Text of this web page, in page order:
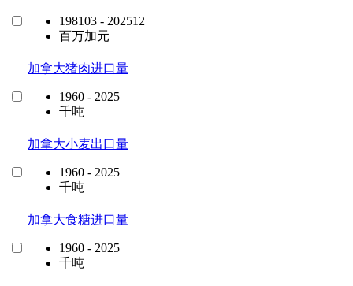
198103 - 202512
百万加元
加拿大猪肉进口量
1960 - 2025
千吨
加拿大小麦出口量
1960 - 2025
千吨
加拿大食糖进口量
1960 - 2025
千吨